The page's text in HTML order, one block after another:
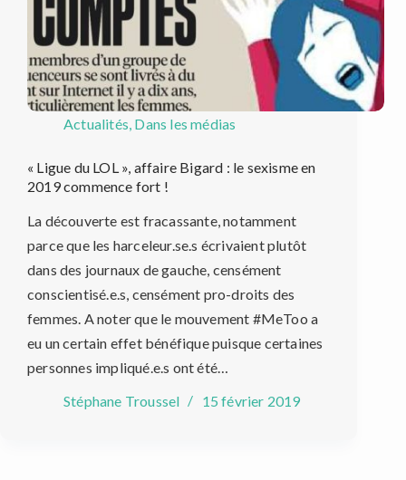
Actualités Dans les médias
« Ligue du LOL », affaire Bigard : le sexisme en
2019 commence fort !
La découverte est fracassante, notamment
parce que les harceleur.se.s écrivaient plutôt
dans des journaux de gauche, censément
conscientisé.e.s, censément pro-droits des
femmes. A noter que le mouvement #MeToo a
eu un certain effet bénéfique puisque certaines
personnes impliqué.e.s ont été…
Stéphane Troussel
15 février 2019